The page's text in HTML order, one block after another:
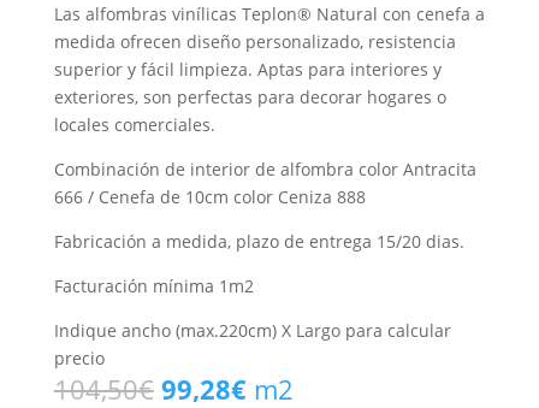
Las alfombras vinílicas Teplon® Natural con cenefa a
medida ofrecen diseño personalizado, resistencia
superior y fácil limpieza. Aptas para interiores y
exteriores, son perfectas para decorar hogares o
locales comerciales.
Combinación de interior de alfombra color Antracita
666 / Cenefa de 10cm color Ceniza 888
Fabricación a medida, plazo de entrega 15/20 dias.
Facturación mínima 1m2
Indique ancho (max.220cm) X Largo para calcular
precio
104,50€ El
99,28€El
m2